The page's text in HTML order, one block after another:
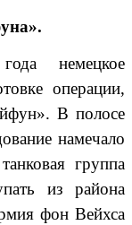
немецкое
операции,
В полосе
намечало
группа
из района
фон Вейхса